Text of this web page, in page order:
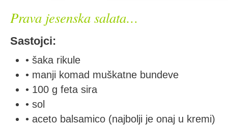
Prava jesenska salata…
Sastojci:
• šaka rikule
• manji komad muškatne bundeve
• 100 g feta sira
• sol
• aceto balsamico (najbolji je onaj u kremi)